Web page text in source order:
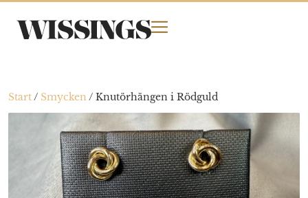
Start/ Smycken / Knutörhängen i Rödguld